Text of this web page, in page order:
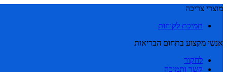
מוצרי צריכה
תמיכת לקוחות
אנשי מקצוע בתחום הבריאות
לחקור
קשר ותמיכה